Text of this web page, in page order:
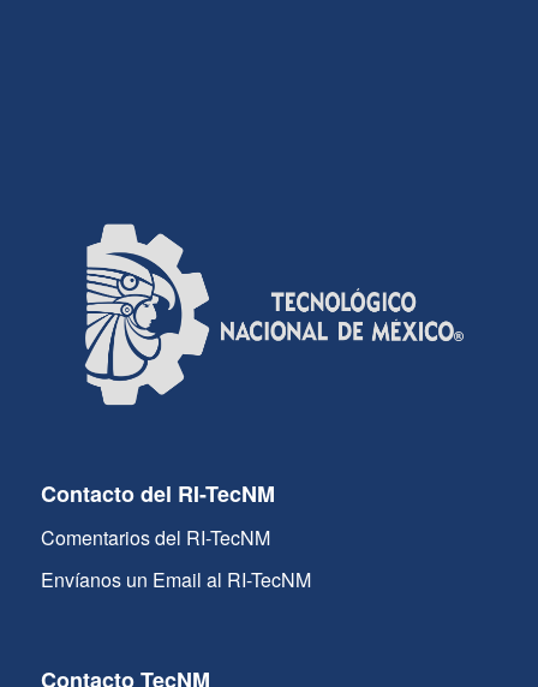
Contacto del RI-TecNM
Comentarios del RI-TecNM
Envíanos un Email al RI-TecNM
Contacto TecNM